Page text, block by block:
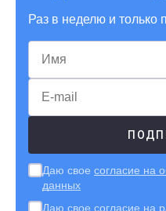
Раз в неделю и только
Даю свое согласие на
данных
Даю свое согласие на